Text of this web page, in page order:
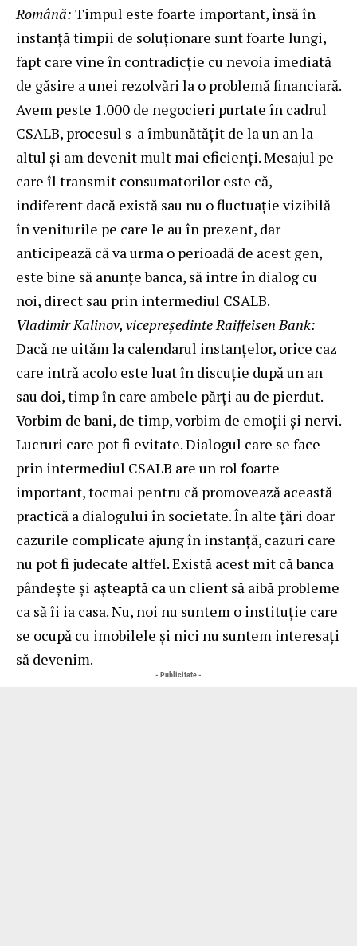
Română: Timpul este foarte important, însă în
instanță timpii de soluționare sunt foarte lungi,
fapt care vine în contradicție cu nevoia imediată
de găsire a unei rezolvări la o problemă financiară.
Avem peste 1.000 de negocieri purtate în cadrul
CSALB, procesul s-a îmbunătățit de la un an la
altul și am devenit mult mai eficienți. Mesajul pe
care îl transmit consumatorilor este că,
indiferent dacă există sau nu o fluctuație vizibilă
în veniturile pe care le au în prezent, dar
anticipează că va urma o perioadă de acest gen,
este bine să anunțe banca, să intre în dialog cu
noi, direct sau prin intermediul CSALB.
Vladimir Kalinov, vicepreședinte Raiffeisen Bank:
Dacă ne uităm la calendarul instanțelor, orice caz
care intră acolo este luat în discuție după un an
sau doi, timp în care ambele părți au de pierdut.
Vorbim de bani, de timp, vorbim de emoții și nervi.
Lucruri care pot fi evitate. Dialogul care se face
prin intermediul CSALB are un rol foarte
important, tocmai pentru că promovează această
practică a dialogului în societate. În alte țări doar
cazurile complicate ajung în instanță, cazuri care
nu pot fi judecate altfel. Există acest mit că banca
pândește și așteaptă ca un client să aibă probleme
ca să îi ia casa. Nu, noi nu suntem o instituție care
se ocupă cu imobilele și nici nu suntem interesați
să devenim.
- Publicitate -